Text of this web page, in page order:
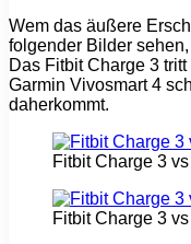
Wem das äußere
folgender Bilder
Das Fitbit Charge 3
Garmin Vivosmart 4
daherkommt.
Fitbit Charge 3
Fitbit Charge 3